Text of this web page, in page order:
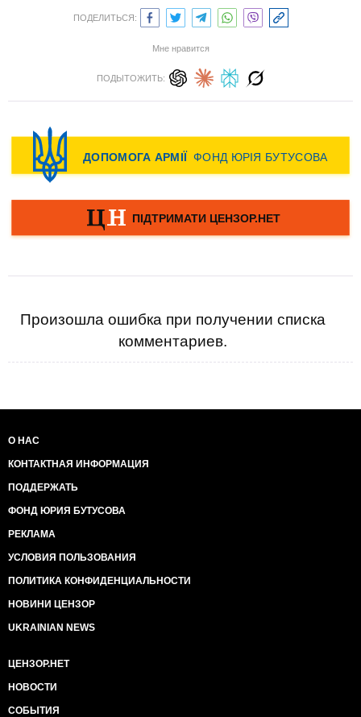
ПОДЕЛИТЬСЯ:
Мне нравится
ПОДЫТОЖИТЬ:
Произошла ошибка при получении списка
комментариев.
О НАС
КОНТАКТНАЯ ИНФОРМАЦИЯ
ПОДДЕРЖАТЬ
ФОНД ЮРИЯ БУТУСОВА
РЕКЛАМА
УСЛОВИЯ ПОЛЬЗОВАНИЯ
ПОЛИТИКА КОНФИДЕНЦИАЛЬНОСТИ
НОВИНИ ЦЕНЗОР
UKRAINIAN NEWS
ЦЕНЗОР.НЕТ
НОВОСТИ
СОБЫТИЯ